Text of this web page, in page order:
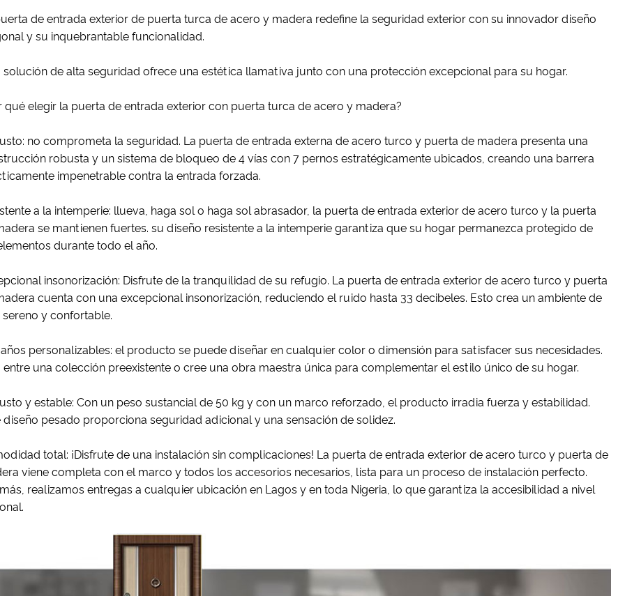
de entrada exterior de puerta turca de acero y madera redefine la seguridad exterior con su innovador diseño
y su inquebrantable funcionalidad.
solución de alta seguridad ofrece una estética llamativa junto con una protección excepcional para su hogar.
qué elegir la puerta de entrada exterior con puerta turca de acero y madera?
no comprometa la seguridad. La puerta de entrada externa de acero turco y puerta de madera presenta una
robusta y un sistema de bloqueo de 4 vías con 7 pernos estratégicamente ubicados, creando una barrera
impenetrable contra la entrada forzada.
a la intemperie: llueva, haga sol o haga sol abrasador, la puerta de entrada exterior de acero turco y la puerta
se mantienen fuertes. su diseño resistente a la intemperie garantiza que su hogar permanezca protegido de
durante todo el año.
insonorización: Disfrute de la tranquilidad de su refugio. La puerta de entrada exterior de acero turco y puerta
cuenta con una excepcional insonorización, reduciendo el ruido hasta 33 decibeles. Esto crea un ambiente de
sereno y confortable.
personalizables: el producto se puede diseñar en cualquier color o dimensión para satisfacer sus necesidades.
entre una colección preexistente o cree una obra maestra única para complementar el estilo único de su hogar.
y estable: Con un peso sustancial de 50 kg y con un marco reforzado, el producto irradia fuerza y ​​estabilidad.
diseño pesado proporciona seguridad adicional y una sensación de solidez.
total: ¡Disfrute de una instalación sin complicaciones! La puerta de entrada exterior de acero turco y puerta de
viene completa con el marco y todos los accesorios necesarios, lista para un proceso de instalación perfecto.
realizamos entregas a cualquier ubicación en Lagos y en toda Nigeria, lo que garantiza la accesibilidad a nivel